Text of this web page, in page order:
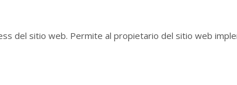
del sitio web. Permite al propietario del sitio web